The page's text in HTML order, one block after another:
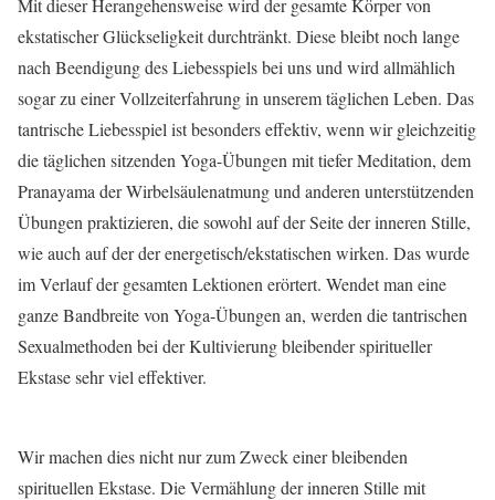
Mit dieser Herangehensweise wird der gesamte Körper von
ekstatischer Glückseligkeit durchtränkt. Diese bleibt noch lange
nach Beendigung des Liebesspiels bei uns und wird allmählich
sogar zu einer Vollzeiterfahrung in unserem täglichen Leben. Das
tantrische Liebesspiel ist besonders effektiv, wenn wir gleichzeitig
die täglichen sitzenden Yoga-Übungen mit tiefer Meditation, dem
Pranayama der Wirbelsäulenatmung und anderen unterstützenden
Übungen praktizieren, die sowohl auf der Seite der inneren Stille,
wie auch auf der der energetisch/ekstatischen wirken. Das wurde
im Verlauf der gesamten Lektionen erörtert. Wendet man eine
ganze Bandbreite von Yoga-Übungen an, werden die tantrischen
Sexualmethoden bei der Kultivierung bleibender spiritueller
Ekstase sehr viel effektiver.
Wir machen dies nicht nur zum Zweck einer bleibenden
spirituellen Ekstase. Die Vermählung der inneren Stille mit